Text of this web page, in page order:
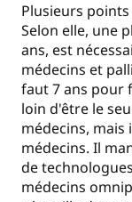
Plusieurs
Selon elle, une
ans, est
médecins et
faut 7 ans pour
loin d'être le
médecins, mais
médecins. Il
de
médecins